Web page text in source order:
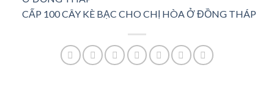
CẤP 100 CÂY KÈ BẠC CHO CHỊ HÒA Ở ĐỒNG THÁP